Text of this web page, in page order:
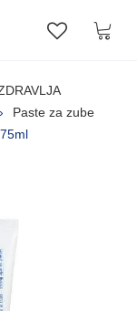
Lista
Paste za zube